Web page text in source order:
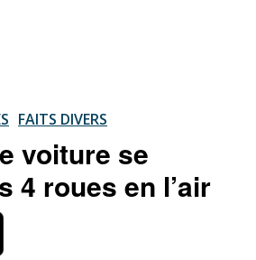
FAITS DIVERS
voiture se
4 roues en l’air